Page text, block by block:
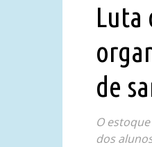
Luta
de
O
dos